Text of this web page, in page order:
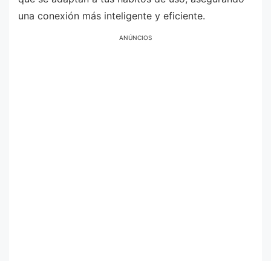
una conexión más inteligente y eficiente.
ANÚNCIOS